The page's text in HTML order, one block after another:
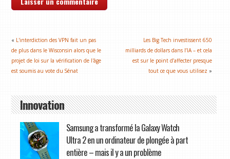
« L'interdiction des VPN fait un pas
de plus dans le Wisconsin alors que le
projet de loi sur la vérification de l'âge
est soumis au vote du Sénat
Les Big Tech investissent 650
milliards de dollars dans l’IA – et cela
est sur le point d’affecter presque
tout ce que vous utilisez »
Innovation
Samsung a transformé la Galaxy Watch
Ultra 2 en un ordinateur de plongée à part
entière – mais il y a un problème